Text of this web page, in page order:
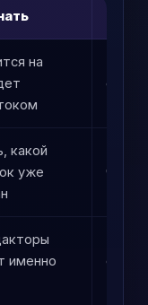
на
какой
уже
именно